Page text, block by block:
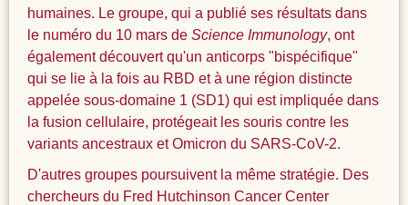
humaines. Le groupe, qui a publié ses résultats dans
le numéro du 10 mars de Science Immunology, ont
également découvert qu'un anticorps "bispécifique"
qui se lie à la fois au RBD et à une région distincte
appelée sous-domaine 1 (SD1) qui est impliquée dans
la fusion cellulaire, protégeait les souris contre les
variants ancestraux et Omicron du SARS-CoV-2.
D'autres groupes poursuivent la même stratégie. Des
chercheurs du Fred Hutchinson Cancer Center